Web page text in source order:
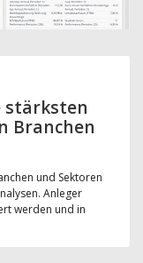
stärksten
Branchen
und Sektoren
Anleger
werden und in